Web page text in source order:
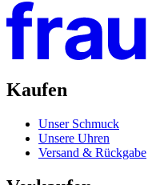
Kaufen
Unser Schmuck
Unsere Uhren
Versand & Rückgabe